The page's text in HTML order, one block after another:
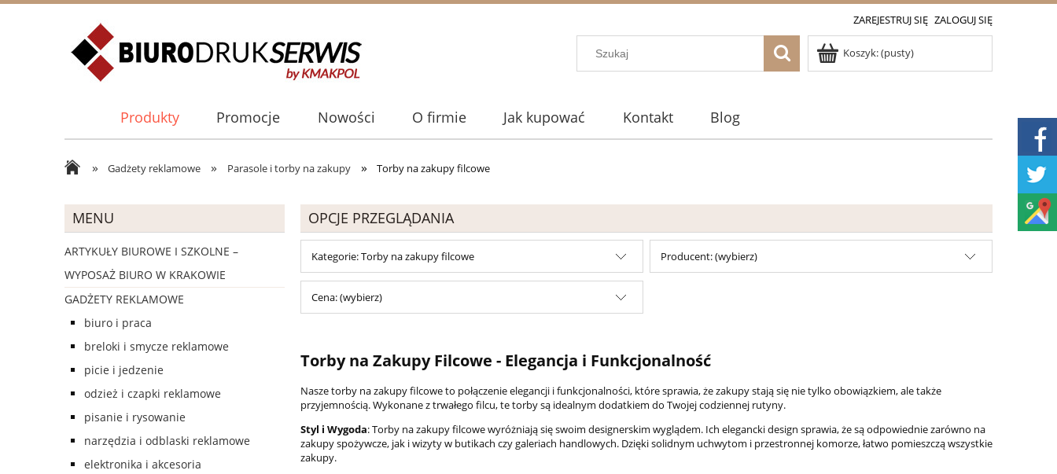
ZAREJESTRUJ SIĘ ZALOGUJ SIĘ
Koszyk:(pusty)
Produkty Promocje Nowości O firmie Jak kupować Kontakt Blog
» Gadżety reklamowe » Parasole i torby na zakupy » Torby na zakupy filcowe
MENU
ARTYKUŁY BIUROWE I SZKOLNE –
WYPOSAŻ BIURO W KRAKOWIE
GADŻETY REKLAMOWE
biuro i praca
breloki i smycze reklamowe
picie i jedzenie
odzież i czapki reklamowe
pisanie i rysowanie
narzędzia i odblaski reklamowe
elektronika i akcesoria
OPCJE PRZEGLĄDANIA
Kategorie: Torby na zakupy filcowe Producent: (wybierz)
Cena: (wybierz)
Torby na Zakupy Filcowe - Elegancja i Funkcjonalność
Nasze torby na zakupy filcowe to połączenie elegancji i funkcjonalności, które sprawia, że zakupy stają się nie tylko obowiązkiem, ale także
przyjemnością. Wykonane z trwałego filcu, te torby są idealnym dodatkiem do Twojej codziennej rutyny.
Styl i Wygoda: Torby na zakupy filcowe wyróżniają się swoim designerskim wyglądem. Ich elegancki design sprawia, że są odpowiednie zarówno na
zakupy spożywcze, jak i wizyty w butikach czy galeriach handlowych. Dzięki solidnym uchwytom i przestronnej komorze, łatwo pomieszczą wszystkie
zakupy.